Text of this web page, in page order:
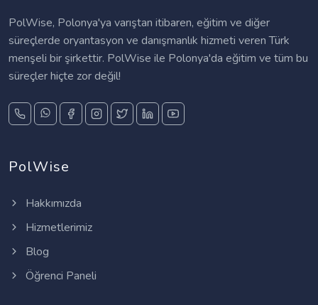
PolWise, Polonya'ya varıştan itibaren, eğitim ve diğer
süreçlerde oryantasyon ve danışmanlık hizmeti veren Türk
menşeli bir şirkettir. PolWise ile Polonya'da eğitim ve tüm bu
süreçler hiçte zor değil!
PolWise
Hakkımızda
Hizmetlerimiz
Blog
Öğrenci Paneli